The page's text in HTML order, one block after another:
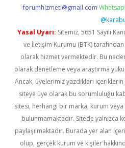
forumhizmeti@gmail.com
Yasal Uyarı: Sitemiz, 5651 Sayılı
ve İletişim Kurumu (BTK) tarafından
olarak hizmet vermektedir. Bu
olarak denetleme veya araştırma
Ancak, üyelerimiz yazdıkları
siteye üye olarak bu sorumluluğu
sitesi, herhangi bir marka, kurum veya
bulunmamaktadır. Sitede yalnızca
paylaşılmaktadır. Burada yer alan
olup, gerçek kurum ve kişiler